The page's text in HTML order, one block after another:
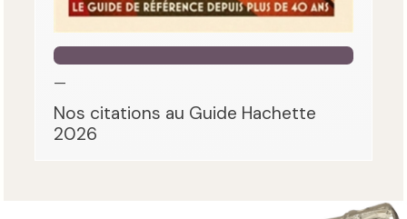
—
Nos citations au Guide Hachette
2026